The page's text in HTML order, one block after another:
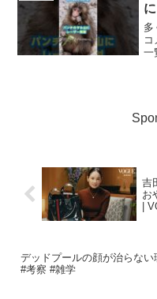
多
一
吉
お
|
デッドプールの顔が治らな
#考察 #雑学